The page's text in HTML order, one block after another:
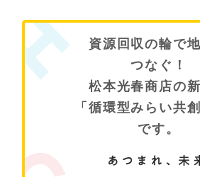
資源回収の輪で
つなぐ！
松本光春商店の
「循環型みらい共
です。